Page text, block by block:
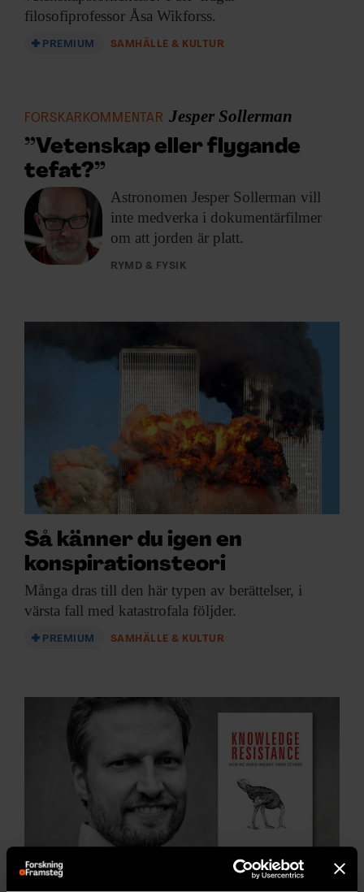
filosofiprofessor Åsa Wikforss.
PREMIUM SAMHÄLLE & KULTUR
FORSKARKOMMENTAR Jesper Sollerman
”Vetenskap eller flygande
tefat?”
Astronomen Jesper Sollerman vill
inte medverka i dokumentärfilmer
om att jorden är platt.
RYMD & FYSIK
Så känner du igen en
konspirationsteori
Många dras till den här typen av berättelser, i
värsta fall med katastrofala följder.
PREMIUM SAMHÄLLE & KULTUR